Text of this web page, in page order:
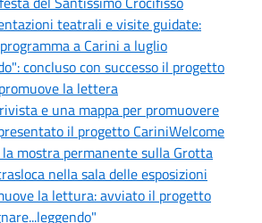
teatrali e visite guidate:
a Carini a luglio
concluso con successo il progetto
la lettera
e una mappa per promuovere
il progetto CariniWelcome
mostra permanente sulla Grotta
nella sala delle esposizioni
la lettura: avviato il progetto